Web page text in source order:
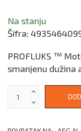
Na stanju
Šifra:
PROFLUKS ™
smanjenu dužina